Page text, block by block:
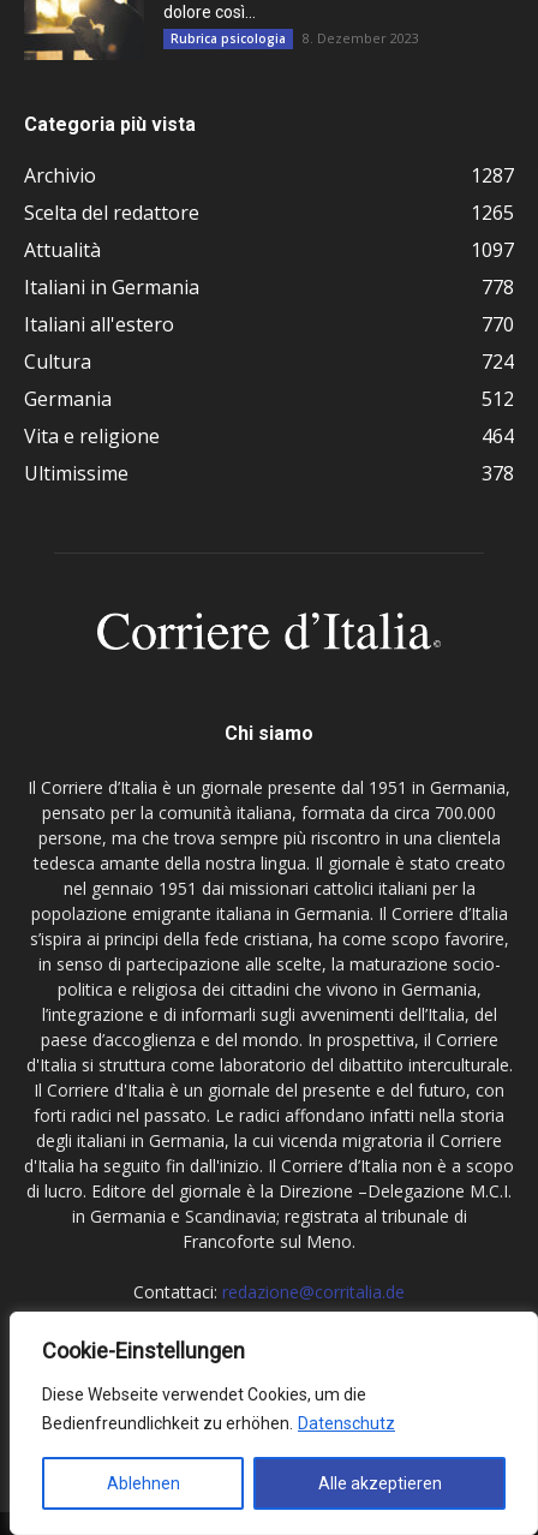
Cookie-Einstellungen
Diese Webseite verwendet Cookies, um die
Bedienfreundlichkeit zu erhöhen.
Datenschutz
Ablehnen Alle akzeptieren
dolore così...
Rubrica psicologia 8. Dezember 2023
Categoria più vista
Archivio
1287
Scelta del redattore
1265
Attualità
1097
Italiani in Germania
778
Italiani all'estero
770
Cultura
724
Germania
512
Vita e religione
464
Ultimissime
378
Chi siamo
Il Corriere d’Italia è un giornale presente dal 1951 in Germania,
pensato per la comunità italiana, formata da circa 700.000
persone, ma che trova sempre più riscontro in una clientela
tedesca amante della nostra lingua. Il giornale è stato creato
nel gennaio 1951 dai missionari cattolici italiani per la
popolazione emigrante italiana in Germania. Il Corriere d’Italia
s’ispira ai principi della fede cristiana, ha come scopo favorire,
in senso di partecipazione alle scelte, la maturazione socio-
politica e religiosa dei cittadini che vivono in Germania,
l’integrazione e di informarli sugli avvenimenti dell’Italia, del
paese d’accoglienza e del mondo. In prospettiva, il Corriere
d'Italia si struttura come laboratorio del dibattito interculturale.
Il Corriere d'Italia è un giornale del presente e del futuro, con
forti radici nel passato. Le radici affondano infatti nella storia
degli italiani in Germania, la cui vicenda migratoria il Corriere
d'Italia ha seguito fin dall'inizio. Il Corriere d’Italia non è a scopo
di lucro. Editore del giornale è la Direzione –Delegazione M.C.I.
in Germania e Scandinavia; registrata al tribunale di
Francoforte sul Meno.
Contattaci: redazione@corritalia.de